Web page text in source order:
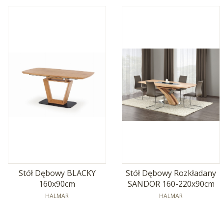
Stół Dębowy BLACKY
160x90cm
PRODUCENT
HALMAR
Stół Dębowy Rozkładany
SANDOR 160-220x90cm
PRODUCENT
HALMAR